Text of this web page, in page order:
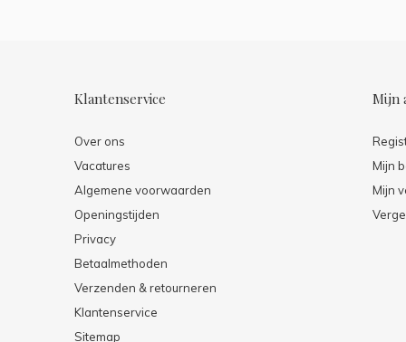
Klantenservice
Over ons
Vacatures
Algemene voorwaarden
Openingstijden
Privacy
Betaalmethoden
Verzenden & retourneren
Klantenservice
Sitemap
Mijn
Mijn
Mijn